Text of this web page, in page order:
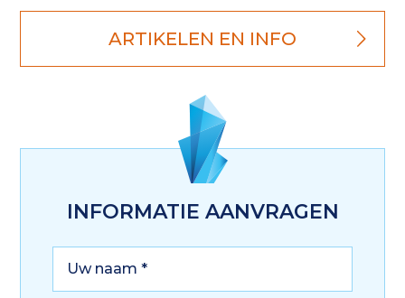
ARTIKELEN EN INFO
INFORMATIE AANVRAGEN